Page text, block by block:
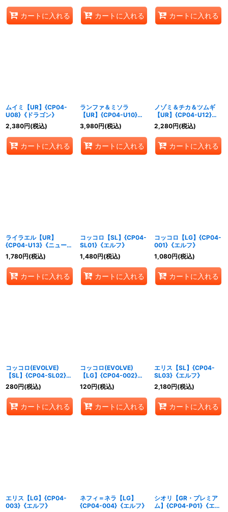
カートに入れる カートに入れる カートに入れる
ムイミ【UR】{CP04-
U08}《ドラゴン》
2,380円(税込)
カートに入れる
ランファ＆ミソラ
【UR】{CP04-U10}
《ナイトメア》
3,980円(税込)
カートに入れる
ノゾミ＆チカ＆ツムギ
【UR】{CP04-U12}
《ビショップ》
2,280円(税込)
カートに入れる
ライラエル【UR】
{CP04-U13}《ニュート
ラル》
1,780円(税込)
カートに入れる
コッコロ【SL】{CP04-
SL01}《エルフ》
1,480円(税込)
カートに入れる
コッコロ【LG】{CP04-
001}《エルフ》
1,080円(税込)
カートに入れる
コッコロ(EVOLVE)
【SL】{CP04-SL02}
《エルフ》
280円(税込)
カートに入れる
コッコロ(EVOLVE)
【LG】{CP04-002}
《エルフ》
120円(税込)
カートに入れる
エリス【SL】{CP04-
SL03}《エルフ》
2,180円(税込)
カートに入れる
エリス【LG】{CP04-
003}《エルフ》
ネフィ＝ネラ【LG】
{CP04-004}《エルフ》
シオリ【GR・プレミア
ム】{CP04-P01}《エル